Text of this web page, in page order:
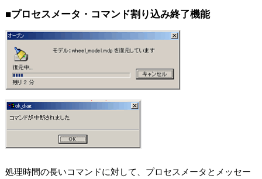
■プロセスメータ・コマンド割り込み終了機能
処理時間の長いコマンドに対して、プロセスメータとメッセー